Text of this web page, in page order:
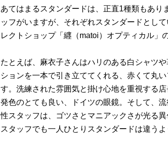
あてはまるスタンダードは、正直1種類もあり
ッフがいますが、それぞれスタンダードとし
レクトショップ「纒（matoi）オプティカル」
たとえば、麻衣子さんはハリのある白シャツ
ションを一本で引き立ててくれる、赤くて丸
す。洗練された雰囲気と掛け心地を重視する
発色のとても良い、ドイツの眼鏡。そして、
性スタッフは、ゴツさとマニアックさが光る
スタッフでも一人ひとりスタンダードは違うよ